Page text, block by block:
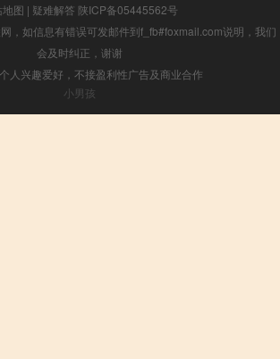
地图 | 疑难解答 陕ICP备05445562号
，如信息有错误可发邮件到f_fb#foxmail.com说明，我们
会及时纠正，谢谢
人兴趣爱好，不接盈利性广告及商业合作
小男孩